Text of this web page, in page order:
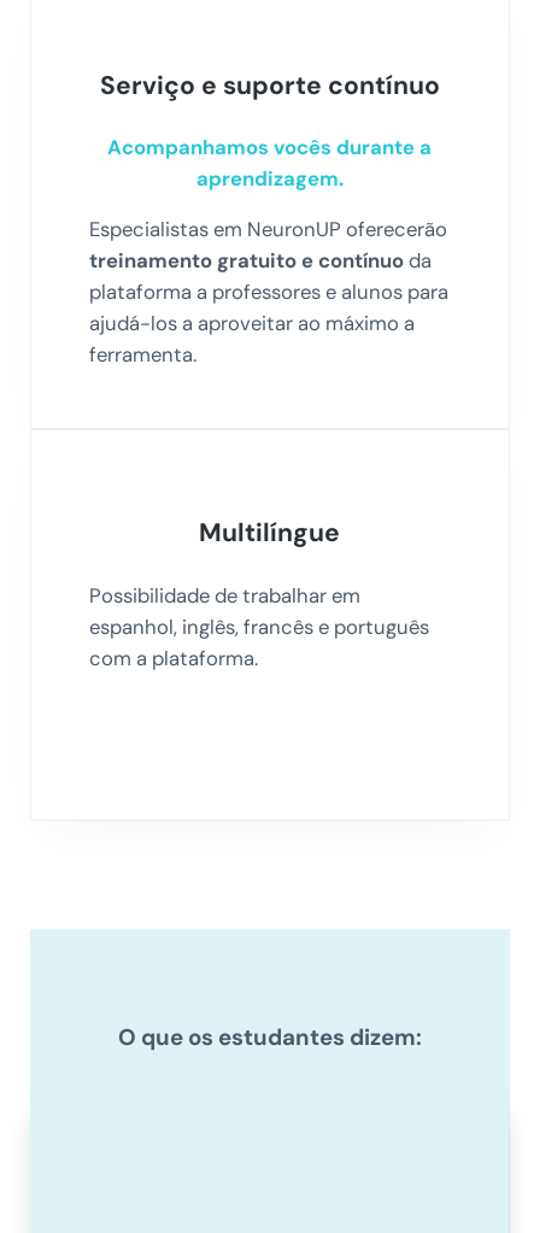
Serviço e suporte contínuo
Acompanhamos vocês durante a
aprendizagem.
Especialistas em NeuronUP oferecerão
treinamento gratuito e contínuoda
plataforma a professores e alunos para
ajudá-los a aproveitar ao máximo a
ferramenta.
Multilíngue
Possibilidade de trabalhar em
espanhol, inglês, francês e português
com a plataforma.
O que os estudantes dizem: